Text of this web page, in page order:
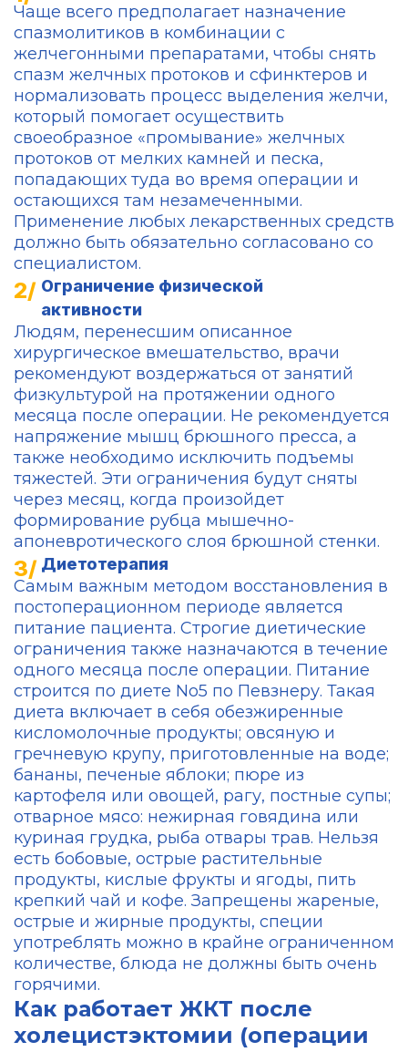
Чаще всего предполагает назначение
спазмолитиков в комбинации с
желчегонными препаратами, чтобы снять
спазм желчных протоков и сфинктеров и
нормализовать процесс выделения желчи,
который помогает осуществить
своеобразное «промывание» желчных
протоков от мелких камней и песка,
попадающих туда во время операции и
остающихся там незамеченными.
Применение любых лекарственных средств
должно быть обязательно согласовано со
специалистом.
Ограничение физической
активности
Людям, перенесшим описанное
хирургическое вмешательство, врачи
рекомендуют воздержаться от занятий
физкультурой на протяжении одного
месяца после операции. Не рекомендуется
напряжение мышц брюшного пресса, а
также необходимо исключить подъемы
тяжестей. Эти ограничения будут сняты
через месяц, когда произойдет
формирование рубца мышечно-
апоневротического слоя брюшной стенки.
Диетотерапия
Самым важным методом восстановления в
постоперационном периоде является
питание пациента. Строгие диетические
ограничения также назначаются в течение
одного месяца после операции. Питание
строится по диете No5 по Певзнеру. Такая
диета включает в себя обезжиренные
кисломолочные продукты; овсяную и
гречневую крупу, приготовленные на воде;
бананы, печеные яблоки; пюре из
картофеля или овощей, рагу, постные супы;
отварное мясо: нежирная говядина или
куриная грудка, рыба отвары трав. Нельзя
есть бобовые, острые растительные
продукты, кислые фрукты и ягоды, пить
крепкий чай и кофе. Запрещены жареные,
острые и жирные продукты, специи
употреблять можно в крайне ограниченном
количестве, блюда не должны быть очень
горячими.
Как работает ЖКТ после
холецистэктомии (операции